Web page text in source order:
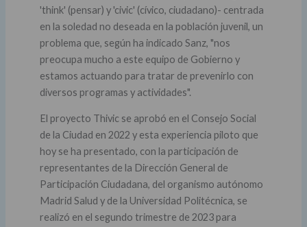
'think' (pensar) y 'civic' (cívico, ciudadano)- centrada
en la soledad no deseada en la población juvenil, un
problema que, según ha indicado Sanz, "nos
preocupa mucho a este equipo de Gobierno y
estamos actuando para tratar de prevenirlo con
diversos programas y actividades".
El proyecto Thivic se aprobó en el Consejo Social
de la Ciudad en 2022 y esta experiencia piloto que
hoy se ha presentado, con la participación de
representantes de la Dirección General de
Participación Ciudadana, del organismo autónomo
Madrid Salud y de la Universidad Politécnica, se
realizó en el segundo trimestre de 2023 para